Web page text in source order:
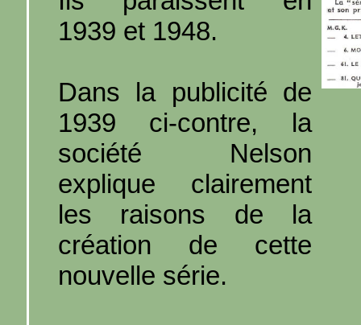
1939 et 1948.
Dans la publicité de
1939 ci-contre, la
société Nelson
explique clairement
les raisons de la
création de cette
nouvelle série.